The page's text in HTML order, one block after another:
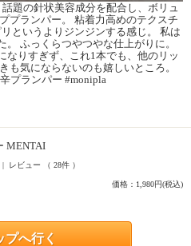
題の針状美容成分を配合し、ボリュ
プランパー。 粘着力高めのテクスチ
というよりジンジンする感じ。 私は
ふっくらつやつやな仕上がりに。
なりすぎず、これ1本でも、他のリッ
も気にならないのも嬉しいところ。
プランパー #monipla
MENTAI
レビュー （ 28件 ）
価格：1,980円(税込)
プへ行く